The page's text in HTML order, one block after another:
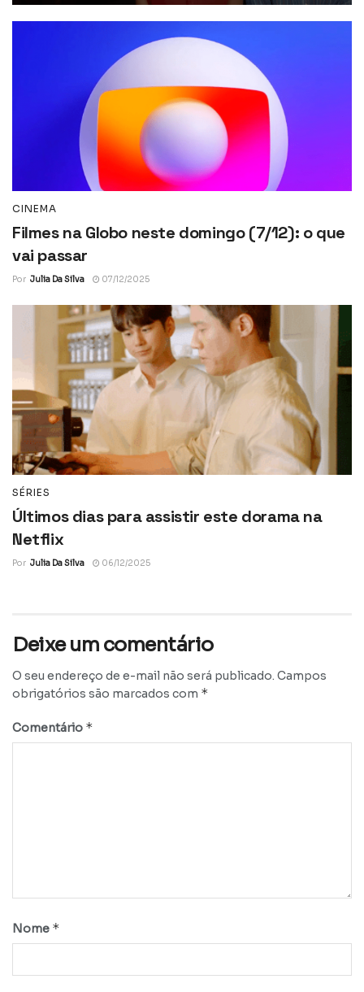
CINEMA
Filmes na Globo neste domingo (7/12): o que
vai passar
Por Julia Da Silva 07/12/2025
SÉRIES
Últimos dias para assistir este dorama na
Netflix
Por Julia Da Silva 06/12/2025
Deixe um comentário
O seu endereço de e-mail não será publicado. Campos
obrigatórios são marcados com *
Comentário *
Nome *